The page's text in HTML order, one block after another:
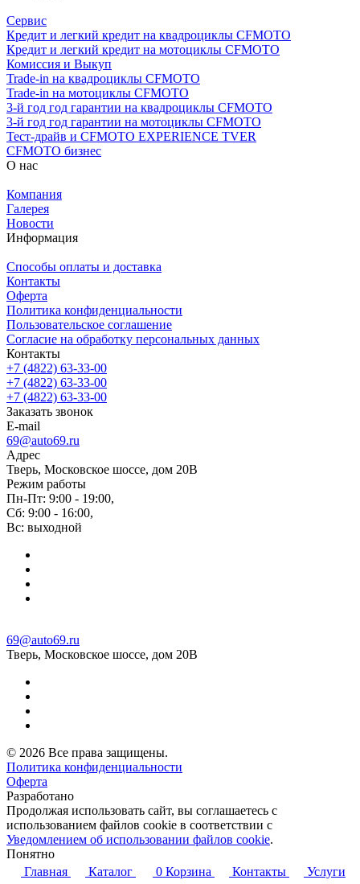
Сервис
Кредит и легкий кредит на квадроциклы CFMOTO
Кредит и легкий кредит на мотоциклы CFMOTO
Комиссия и Выкуп
Trade-in на квадроциклы CFMOTO
Trade-in на мотоциклы CFMOTO
3-й год год гарантии на квадроциклы CFMOTO
3-й год год гарантии на мотоциклы CFMOTO
Тест-драйв и CFMOTO EXPERIENCE TVER
CFMOTO бизнес
О нас
Компания
Галерея
Новости
Информация
Способы оплаты и доставка
Контакты
Оферта
Политика конфиденциальности
Пользовательское соглашение
Согласие на обработку персональных данных
Контакты
+7 (4822) 63-33-00
+7 (4822) 63-33-00
+7 (4822) 63-33-00
Заказать звонок
E-mail
69@auto69.ru
Адрес
Тверь, Московское шоссе, дом 20В
Режим работы
Пн-Пт: 9:00 - 19:00,
Сб: 9:00 - 16:00,
Вс: выходной
69@auto69.ru
Тверь, Московское шоссе, дом 20В
© 2026 Все права защищены.
Политика конфиденциальности
Оферта
Разработано
Продолжая использовать сайт, вы соглашаетесь с
использованием файлов cookie в соответствии с
Уведомлением об использовании файлов cookie.
Понятно
Главная
Каталог 0 Корзина Контакты
Услуги